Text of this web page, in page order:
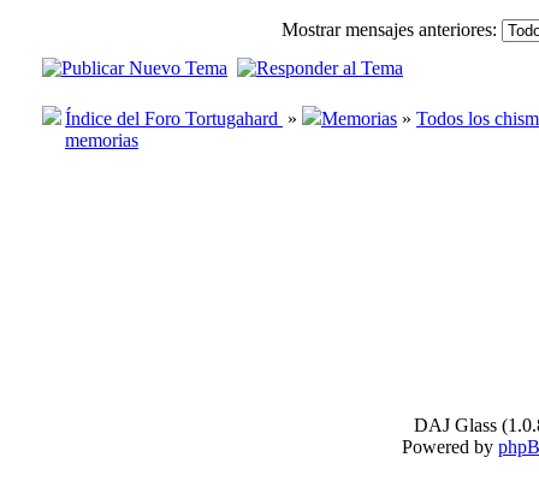
Mostrar mensajes anteriores:
Índice del Foro Tortugahard » Memorias » Todos los
memorias
DAJ Glass
Powered by